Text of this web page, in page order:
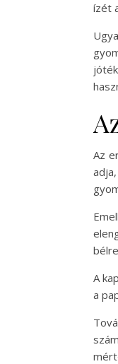
ízét
Az
A
a